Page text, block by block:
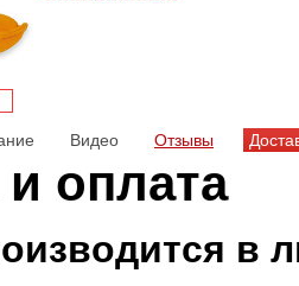
Видео Отзывы
оплата
в